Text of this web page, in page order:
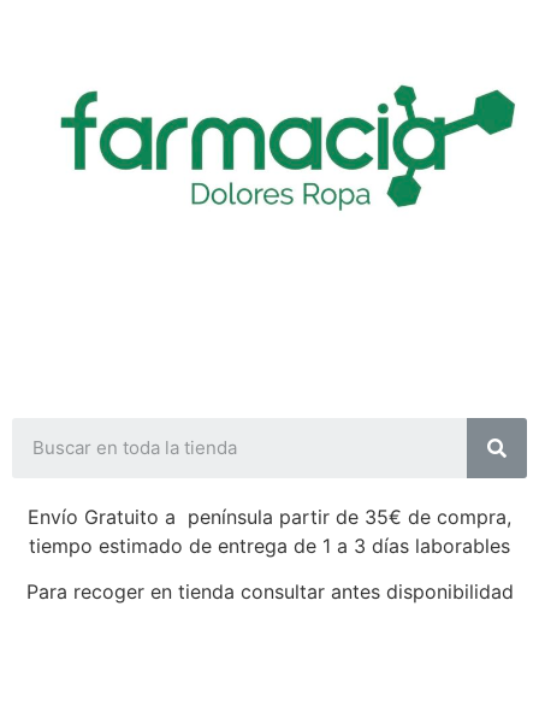
Envío Gratuito a península partir de 35€ de compra,
tiempo estimado de entrega de 1 a 3 días laborables
Para recoger en tienda consultar antes disponibilidad